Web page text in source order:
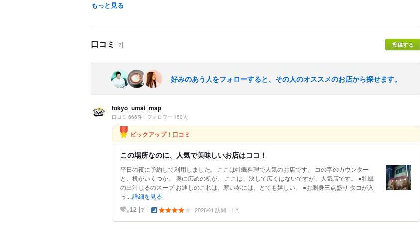
もっと見る
口コミ ？ 投稿する
好みのあう人をフォローすると、その人のオススメのお店から探せます。
tokyo_umai_map
口コミ 666件 フォロワー 150人
ピックアップ！口コミ
この場所なのに、人気で美味しいお店はココ！
平日の夜に予約して利用しました。 ここは牡蠣料理で人気のお店です。 コの字のカウンター
と、机がいくつか。 奥に広めの机が。 ここは、決して広くはないですが、人気店です。 ●牡蠣
の出汁じるのスープ お通しのこれは、寒い冬には、とても嬉しい。 ●お刺身三点盛り タコが入
っ... 詳細を見る
12 ？ 2026/01 訪問 1回